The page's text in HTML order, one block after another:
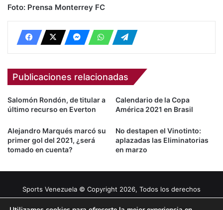
Foto: Prensa Monterrey FC
Publicaciones relacionadas
Salomón Rondón, de titular a
último recurso en Everton
Calendario de la Copa
América 2021 en Brasil
Alejandro Marqués marcó su
primer gol del 2021, ¿será
tomado en cuenta?
No destapen el Vinotinto:
aplazadas las Eliminatorias
en marzo
Sports Venezuela © Copyright 2026, Todos los derechos